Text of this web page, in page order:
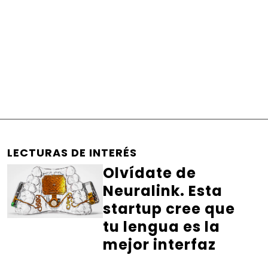
LECTURAS DE INTERÉS
Olvídate de
Neuralink. Esta
startup cree que
tu lengua es la
mejor interfaz